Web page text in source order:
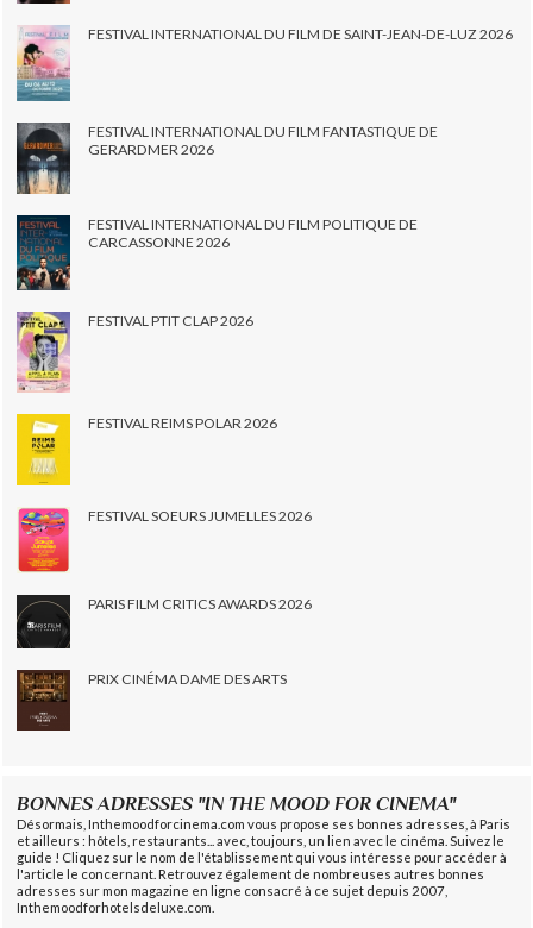
FESTIVAL INTERNATIONAL DU FILM DE SAINT-JEAN-DE-LUZ 2026
FESTIVAL INTERNATIONAL DU FILM FANTASTIQUE DE
GERARDMER 2026
FESTIVAL INTERNATIONAL DU FILM POLITIQUE DE
CARCASSONNE 2026
FESTIVAL PTIT CLAP 2026
FESTIVAL REIMS POLAR 2026
FESTIVAL SOEURS JUMELLES 2026
PARIS FILM CRITICS AWARDS 2026
PRIX CINÉMA DAME DES ARTS
BONNES ADRESSES "IN THE MOOD FOR CINEMA"
Désormais, Inthemoodforcinema.com vous propose ses bonnes adresses, à Paris
et ailleurs : hôtels, restaurants... avec, toujours, un lien avec le cinéma. Suivez le
guide ! Cliquez sur le nom de l'établissement qui vous intéresse pour accéder à
l'article le concernant. Retrouvez également de nombreuses autres bonnes
adresses sur mon magazine en ligne consacré à ce sujet depuis 2007,
Inthemoodforhotelsdeluxe.com.